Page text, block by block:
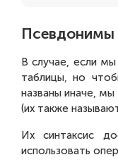
Псевдонимы
В случае, если
таблицы, но
названы иначе,
(их также
Их синтаксис
использовать